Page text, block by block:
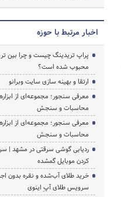
اخبار مرتبط با حوزه
پراپ تریدینگ چیست و چرا بین
محبوب شده است؟
ارتقا و بهینه سازی سایت وبرانو
معرفی سنجور؛ مجموعه‌ای از
محاسبات و سنجش
معرفی سنجور؛ مجموعه‌ای از
محاسبات و سنجش
ردیابی گوشی سرقتی در مشهد |
کردن موبایل گمشده
خرید طلای آب‌شده و نقره بدون
سرویس طلای آپِ اینوی